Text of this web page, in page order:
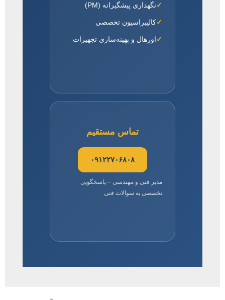
نگهداری پیشگیرانه (PM)
کالیبراسیون تخصصی
اورهال و بهینه‌سازی تجهیزات
تماس مستقیم
۰۹۱۲۲۷۰۶۸۰۸
مدیر فنی و مهندسی – پاسخگویی
تخصصی به سوالات فنی